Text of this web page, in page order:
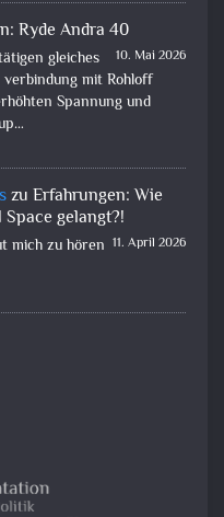
Ryde Andra 40
10. Mai 2026
gleiches
verbindung mit Rohloff
Spannung und
zu Erfahrungen: Wie
gelangt?!
11. April 2026
mich zu hören